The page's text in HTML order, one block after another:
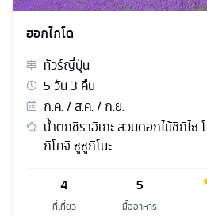
ฮอกไกโด
ทัวร์ญี่ปุ่น
5วัน3 คืน
ก.ค. / ส.ค. / ก.ย.
น้ำตกชิราฮิเกะ สวนดอกไม้ชิกิไซ
กิโคจิ ซูซูกิโนะ
4
ที่เที่ยว
5
มื้ออาหาร